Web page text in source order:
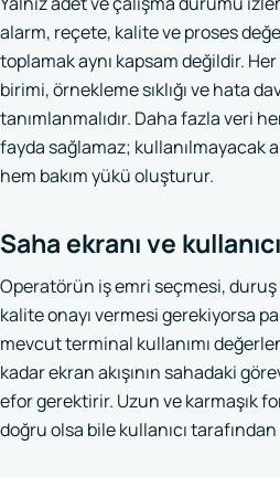
alarm, reçete, kalite ve proses
toplamak aynı kapsam değildir. Her
birimi, örnekleme sıklığı ve hata
tanımlanmalıdır. Daha fazla veri
fayda sağlamaz; kullanılmayacak
hem bakım yükü oluşturur.
Saha ekranı ve kullanıcı
Operatörün iş emri seçmesi,
kalite onayı vermesi gerekiyorsa
mevcut terminal kullanımı
kadar ekran akışının sahadaki
efor gerektirir. Uzun ve karmaşık
doğru olsa bile kullanıcı